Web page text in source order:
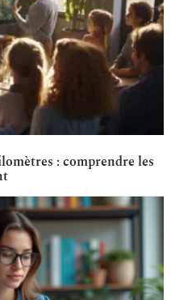
: comprendre les